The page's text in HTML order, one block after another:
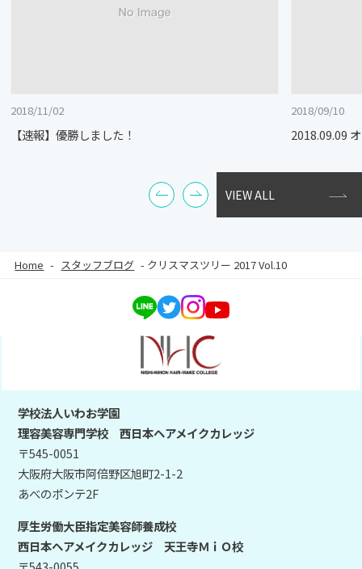
2018/11/02
【速報】優勝しました！
2018/09/10
2018.09.09
VIEW ALL
Home - スタッフブログ - クリスマスツリー 2017 Vol.10
学校法人いわお学園
理容美容専門学校 西日本ヘアメイクカレッジ
〒545-0051
大阪府大阪市阿倍野区旭町2-1-2
あべのポンテ2F
厚生労働大臣指定美容師養成校
西日本ヘアメイクカレッジ 天王寺ＭｉＯ校